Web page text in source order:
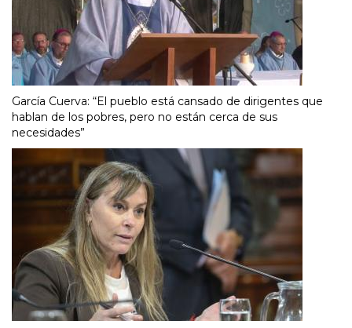
García Cuerva: “El pueblo está cansado de dirigentes que
hablan de los pobres, pero no están cerca de sus
necesidades”